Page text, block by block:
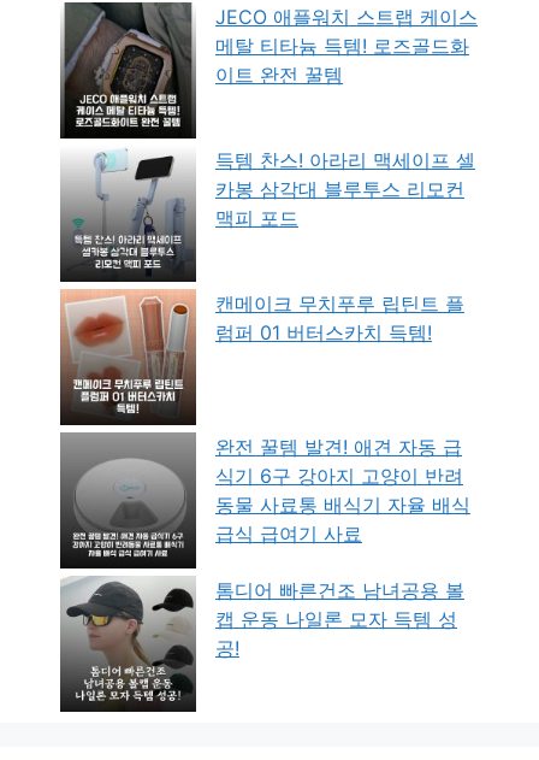
JECO 애플워치 스트랩 케이스
메탈 티타늄 득템! 로즈골드화
이트 완전 꿀템
득템 찬스! 아라리 맥세이프 셀
카봉 삼각대 블루투스 리모컨
맥피 포드
캔메이크 무치푸루 립틴트 플
럼퍼 01 버터스카치 득템!
완전 꿀템 발견! 애견 자동 급
식기 6구 강아지 고양이 반려
동물 사료통 배식기 자율 배식
급식 급여기 사료
톰디어 빠른건조 남녀공용 볼
캡 운동 나일론 모자 득템 성
공!